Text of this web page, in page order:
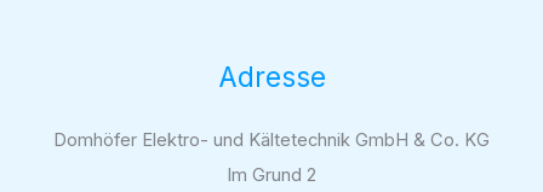
Adresse
Domhöfer Elektro- und Kältetechnik GmbH & Co. KG
Im Grund 2